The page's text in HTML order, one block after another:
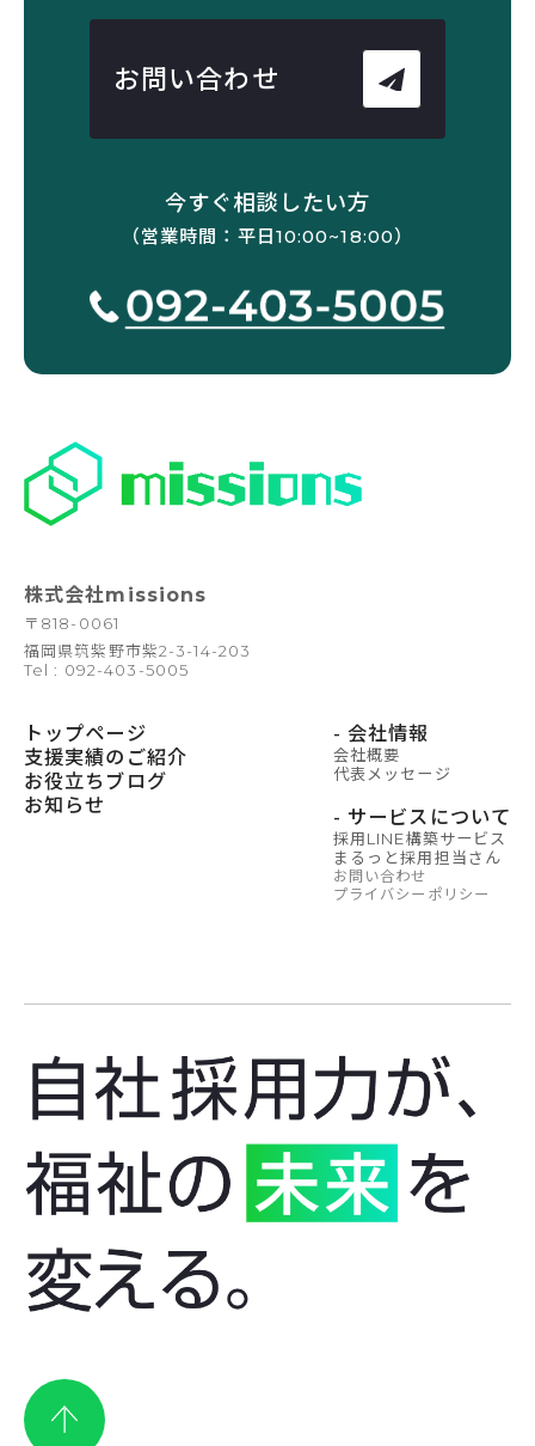
お問い合わせ
今すぐ相談したい方
（営業時間：平日10:00~18:00）
株式会社missions
〒 818-0061
福岡県筑紫野市紫2-3-14-203
Tel : 092-403-5005
トップページ
支援実績のご紹介
お役立ちブログ
お知らせ
- 会社情報
会社概要
代表メッセージ
- サービスについて
採用LINE構築サービス
まるっと採用担当さん
お問い合わせ
プライバシーポリシー